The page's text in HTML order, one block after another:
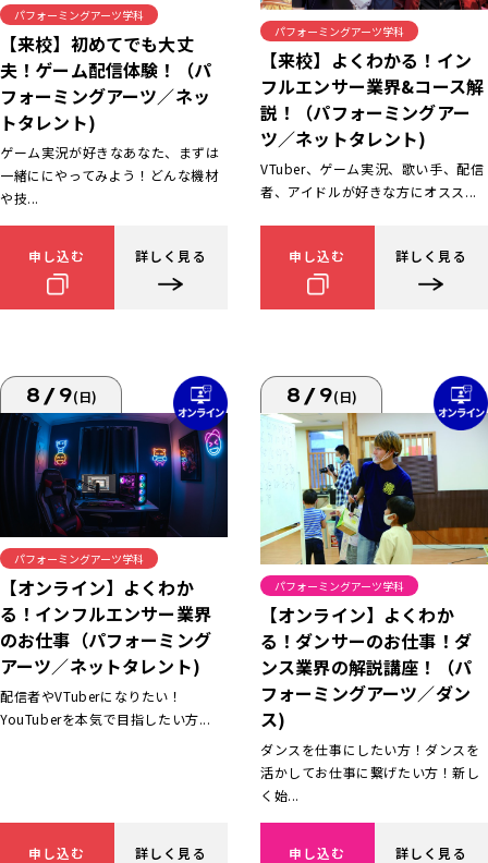
パフォーミングアーツ学科
【来校】初めてでも大丈
夫！ゲーム配信体験！（パ
フォーミングアーツ／ネッ
トタレント)
ゲーム実況が好きなあなた、まずは
一緒ににやってみよう！どんな機材
や技...
申し込む 詳しく見る
パフォーミングアーツ学科
【来校】よくわかる！イン
フルエンサー業界&コース解
説！（パフォーミングアー
ツ／ネットタレント)
VTuber、ゲーム実況、歌い手、配信
者、アイドルが好きな方にオスス...
申し込む 詳しく見る
8/9(日)
パフォーミングアーツ学科
【オンライン】よくわか
る！インフルエンサー業界
のお仕事（パフォーミング
アーツ／ネットタレント)
配信者やVTuberになりたい！
YouTuberを本気で目指したい方...
申し込む 詳しく見る
8/9(日)
パフォーミングアーツ学科
【オンライン】よくわか
る！ダンサーのお仕事！ダ
ンス業界の解説講座！（パ
フォーミングアーツ／ダン
ス)
ダンスを仕事にしたい方！ダンスを
活かしてお仕事に繋げたい方！新し
く始...
申し込む 詳しく見る